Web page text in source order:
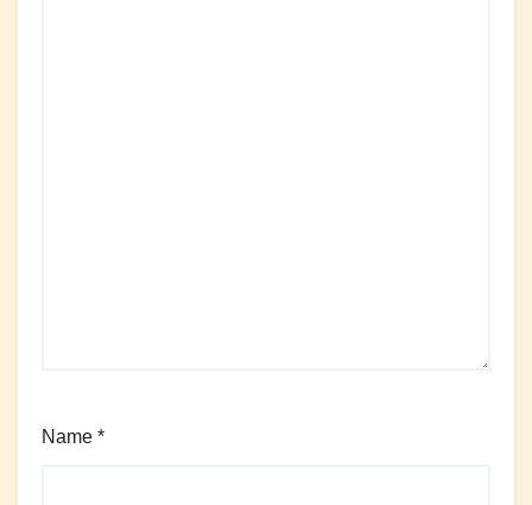
Name *